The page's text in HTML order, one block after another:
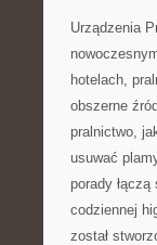
Urządzenia
hotelach,
obszerne
pralnictwo,
usuwać
porady
codziennej
został